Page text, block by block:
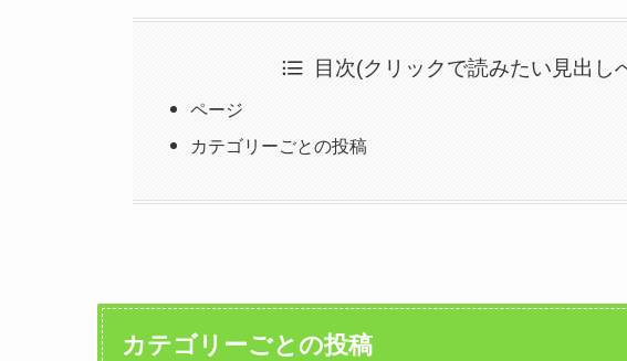
目次(クリックで読みたい見出し
ページ
カテゴリーごとの投稿
カテゴリーごとの投稿